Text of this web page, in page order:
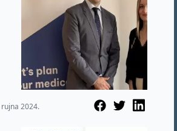
rujna 2024.